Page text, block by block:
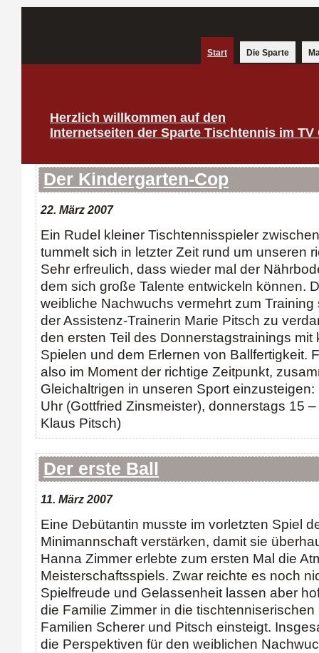
Start Die Sparte
Herzlich willkommen auf den
Internetseiten der Sparte Tischtennis im TV
Der Kindergarten-Cop
22. März 2007
Ein Rudel kleiner Tischtennisspieler
tummelt sich in letzter Zeit rund um unseren
Sehr erfreulich, dass wieder mal der
dem sich große Talente entwickeln können.
weibliche Nachwuchs vermehrt zum
der Assistenz-Trainerin Marie Pitsch zu
den ersten Teil des Donnerstagstrainings mit
Spielen und dem Erlernen von Ballfertigkeit.
also im Moment der richtige Zeitpunkt,
Gleichaltrigen in unseren Sport
Uhr (Gottfried Zinsmeister), donnerstags 15
Klaus Pitsch)
Der erste Ball
11. März 2007
Eine Debütantin musste im vorletzten Spiel
Minimannschaft verstärken, damit sie
Hanna Zimmer erlebte zum ersten Mal die
Meisterschaftsspiels. Zwar reichte es noch
Spielfreude und Gelassenheit lassen aber
die Familie Zimmer in die
Familien Scherer und Pitsch einsteigt.
die Perspektiven für den weiblichen